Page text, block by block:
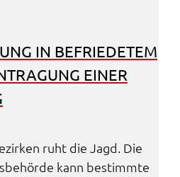
IN BEFRIE­DE­TEM
EINER
ruht die Jagd. Die
kann bestimm­te